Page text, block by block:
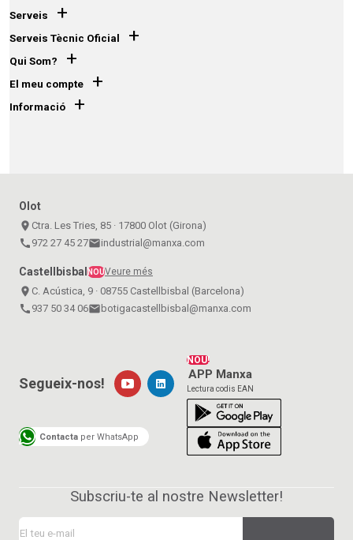
Serveis +
Serveis Tècnic Oficial +
Qui Som? +
El meu compte +
Informació +
Olot
place Ctra. Les Tries, 85 · 17800 Olot (Girona)
call 972 27 45 27emailindustrial@manxa.com
CastellbisbalNOUVeure més
place C. Acústica, 9 · 08755 Castellbisbal (Barcelona)
call 937 50 34 06emailbotigacastellbisbal@manxa.com
NOU!
APP Manxa
Lectura codis EAN
Segueix-nos!
Contacta per WhatsApp
Subscriu-te al nostre Newsletter!